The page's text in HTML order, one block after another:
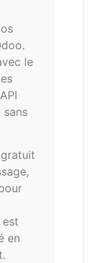
le
sans
en